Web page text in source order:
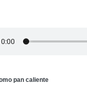
pan caliente